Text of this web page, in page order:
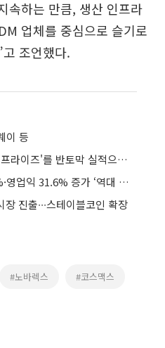
속하는 만큼, 생산 인프라
업체를 중심으로 슬기로
조언했다.
이 등
토스증권, 한국콜마 '어닝 서프라이즈'를 반토막 실적으로 표기⋯“알림 믿고 팔았는데”
한국콜마, 1분기 매출 11.5%·영업익 31.6% 증가 ‘역대 분기 최대’
진출∙∙∙스테이블코인 확장
#노바렉스 #코스맥스